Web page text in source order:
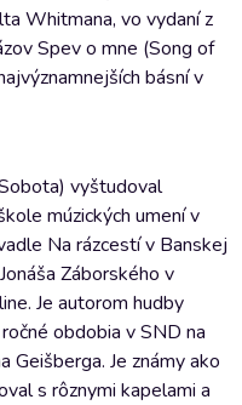
Whitmana, vo vydaní z
Spev o mne (Song of
básní v
vyštudoval
múzických umení v
Na rázcestí v Banskej
Záborského v
Je autorom hudby
obdobia v SND na
Geišberga. Je známy ako
s rôznymi kapelami a